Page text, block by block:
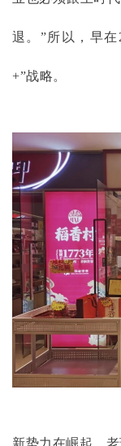
退。”所以，早
+”战略。
新势力在崛起，